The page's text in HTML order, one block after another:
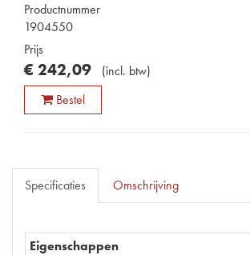
Productnummer
1904550
Prijs
€ 242,09 (incl. btw)
Bestel
Specificaties Omschrijving
Eigenschappen